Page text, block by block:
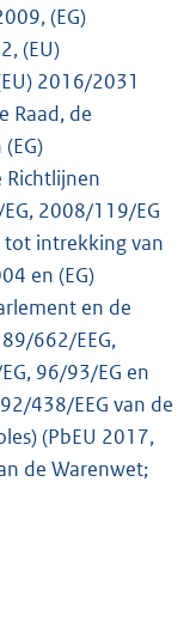
(EG)
(EU)
2016/2031
Raad, de
Richtlijnen
2008/119/EG
tot intrekking van
en (EG)
en de
662/EEG,
96/93/EG en
438/EEG van de
(PbEU 2017,
de Warenwet;